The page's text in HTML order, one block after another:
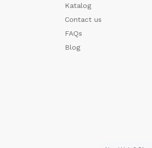
Katalog
Contact us
FAQs
Blog